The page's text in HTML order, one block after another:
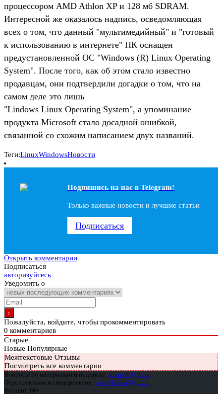
процессором AMD Athlon XP и 128 мб SDRAM.
Интересной же оказалось надпись, осведомляющая
всех о том, что данный "мультимедийный" и "готовый
к использованию в интернете" ПК оснащен
предустановленной ОС "Windows (R) Linux Operating
System". После того, как об этом стало известно
продавцам, они подтвердили догадки о том, что на
самом деле это лишь
"Lindows Linux Operating System", а упоминание
продукта Microsoft стало досадной ошибкой,
связанной со схожим написанием двух названий.
Теги:LinuxWindowsНовости
Подпишись на наc в Telegram!
Только важные новости и лучшие статьи
Подписаться
Открыть комментарии
Подписаться
авторизуйтесь
Уведомить о
Пожалуйста, войдите, чтобы прокомментировать
0 комментариев
Старые
Новые Популярные
Межтекстовые Отзывы
Посмотреть все комментарии
Вопросы по материалам и подписке: support@glc.ru
Отдел рекламы и спецпроектов: yakovleva.a@glc.ru
Контент 18+